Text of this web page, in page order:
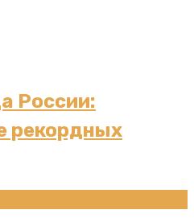
России:
рекордных